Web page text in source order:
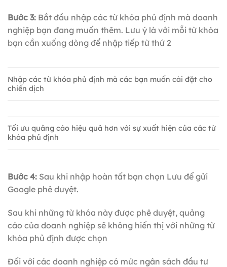
Bước 3: Bắt đầu nhập các từ khóa phủ định mà doanh
nghiệp bạn đang muốn thêm. Lưu ý là với mỗi từ khóa
bạn cần xuống dòng để nhập tiếp từ thứ 2
Nhập các từ khóa phủ định mà các bạn muốn cài đặt cho
chiến dịch
Tối ưu quảng cáo hiệu quả hơn với sự xuất hiện của các từ
khóa phủ định
Bước 4: Sau khi nhập hoàn tất bạn chọn Lưu để gửi
Google phê duyệt.
Sau khi những từ khóa này được phê duyệt, quảng
cáo của doanh nghiệp sẽ không hiển thị với những từ
khóa phủ định được chọn
Đối với các doanh nghiệp có mức ngân sách đầu tư